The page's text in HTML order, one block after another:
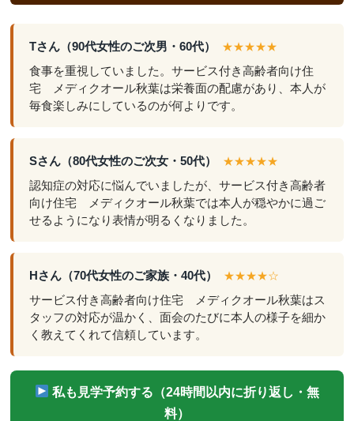
Tさん（90代女性のご次男・60代） ★★★★★
食事を重視していました。サービス付き高齢者向け住
宅 メディクオール秋葉は栄養面の配慮があり、本人が
毎食楽しみにしているのが何よりです。
Sさん（80代女性のご次女・50代） ★★★★★
認知症の対応に悩んでいましたが、サービス付き高齢者
向け住宅 メディクオール秋葉では本人が穏やかに過ご
せるようになり表情が明るくなりました。
Hさん（70代女性のご家族・40代） ★★★★☆
サービス付き高齢者向け住宅 メディクオール秋葉はス
タッフの対応が温かく、面会のたびに本人の様子を細か
く教えてくれて信頼しています。
私も見学予約する（24時間以内に折り返し・無
料）